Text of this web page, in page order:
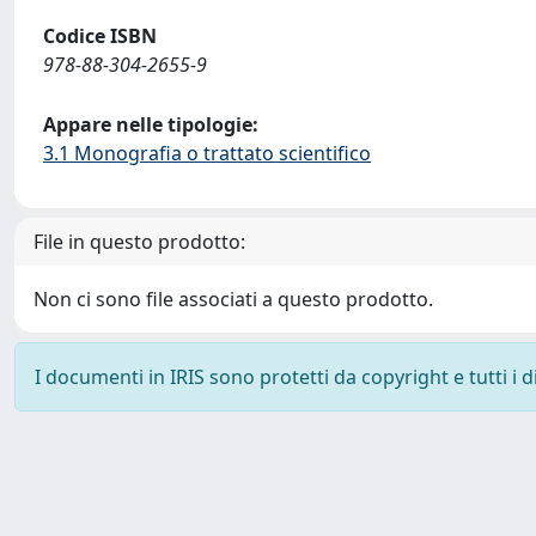
Codice ISBN
978-88-304-2655-9
Appare nelle tipologie:
3.1 Monografia o trattato scientifico
File in questo prodotto:
Non ci sono file associati a questo prodotto.
I documenti in IRIS sono protetti da copyright e tutti i